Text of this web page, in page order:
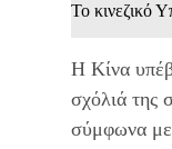
Το κινεζικό
Η Κίνα
σχόλιά της
σύμφωνα με